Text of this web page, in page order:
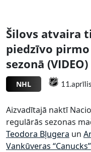
Šilovs atvaira
piedzīvo
sezonā (VIDEO)
NHL
Aizvadītajā naktī
regulārās sezonas
Teodora Bļugera un
Vankūveras “Canucks”